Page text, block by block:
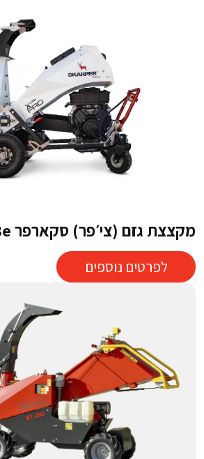
מקצצת גזם (צי׳פר) סקארפר X23e
לפרטים נוספים